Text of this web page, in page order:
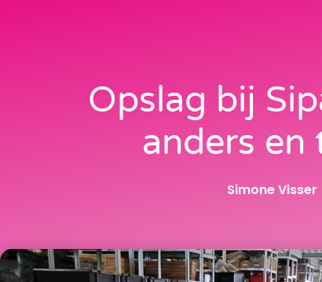
Opslag bij
anders en
Simone Visser